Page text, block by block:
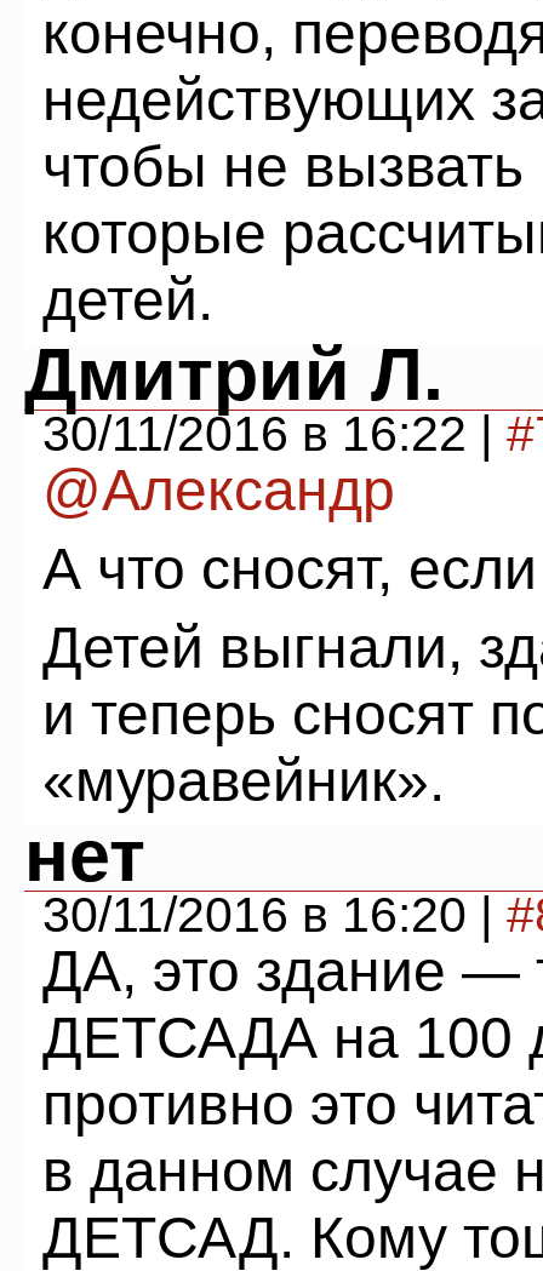
конечно,
недействующих
чтобы не
которые
детей.
Дмитрий Л.
30/11/2016 в 16:22 |
@Александр
А что сносят,
Детей выгнали,
и теперь сносят
«муравейник».
нет
30/11/2016 в 16:20 |
ДА, это здание —
ДЕТСАДА на 100
противно это
в данном
ДЕТСАД. Кому